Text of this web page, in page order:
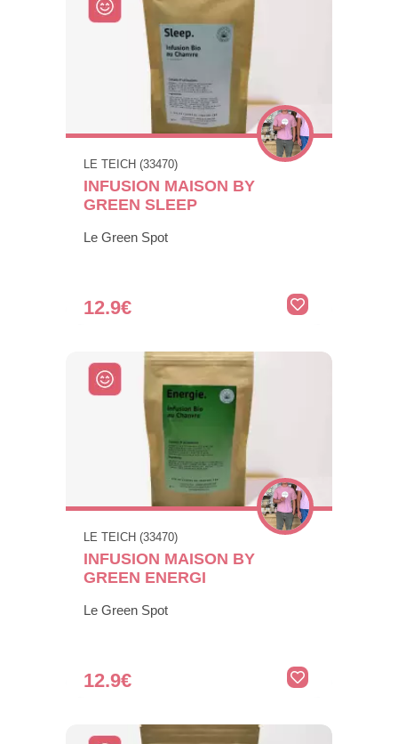
LE TEICH (33470)
INFUSION MAISON BY
GREEN SLEEP
Le Green Spot
12.9€
LE TEICH (33470)
INFUSION MAISON BY
GREEN ENERGI
Le Green Spot
12.9€